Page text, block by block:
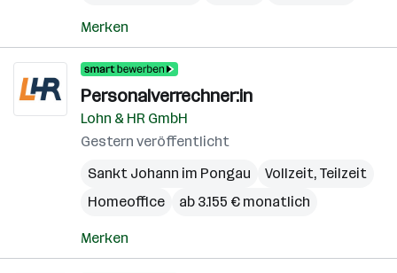
Merken
Personalverrechner:in
Lohn & HR GmbH
Gestern veröffentlicht
Sankt Johann im Pongau
Vollzeit, Teilzeit
Homeoffice
ab 3.155 € monatlich
Merken